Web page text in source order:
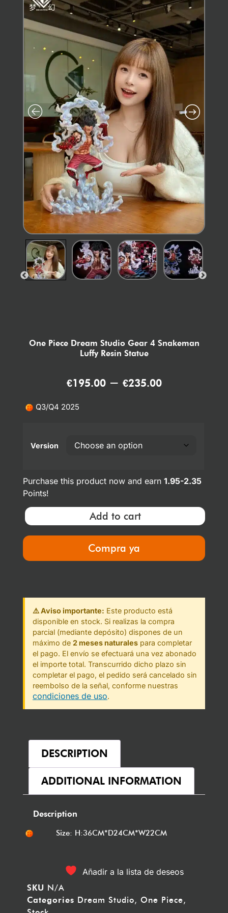
One Piece Dream Studio Gear 4 Snakeman
Luffy Resin Statue
€195.00 – €235.00
Q3/Q4 2025
Version
Purchase this product now and earn 1.95-2.35
Points!
Add to cart
Compra ya
⚠️ Aviso importante: Este producto está
disponible en stock. Si realizas la compra
parcial (mediante depósito) dispones de un
máximo de 2 meses naturales para completar
el pago. El envío se efectuará una vez abonado
el importe total. Transcurrido dicho plazo sin
completar el pago, el pedido será cancelado sin
reembolso de la señal, conforme nuestras
condiciones de uso.
DESCRIPTION
ADDITIONAL INFORMATION
Description
Size: H:36CM*D24CM*W22CM
Añadir a la lista de deseos
SKU N/A
Categories Dream Studio, One Piece,